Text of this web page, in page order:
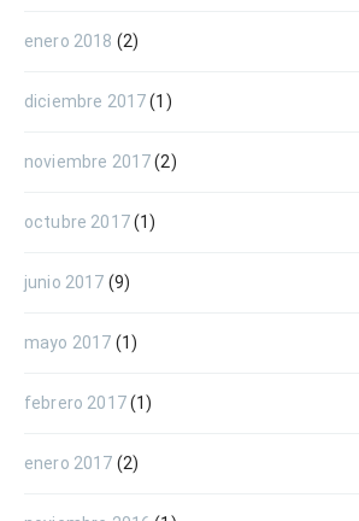
enero 2018 (2)
diciembre 2017(1)
noviembre 2017(2)
octubre 2017(1)
junio 2017 (9)
mayo 2017 (1)
febrero 2017(1)
enero 2017 (2)